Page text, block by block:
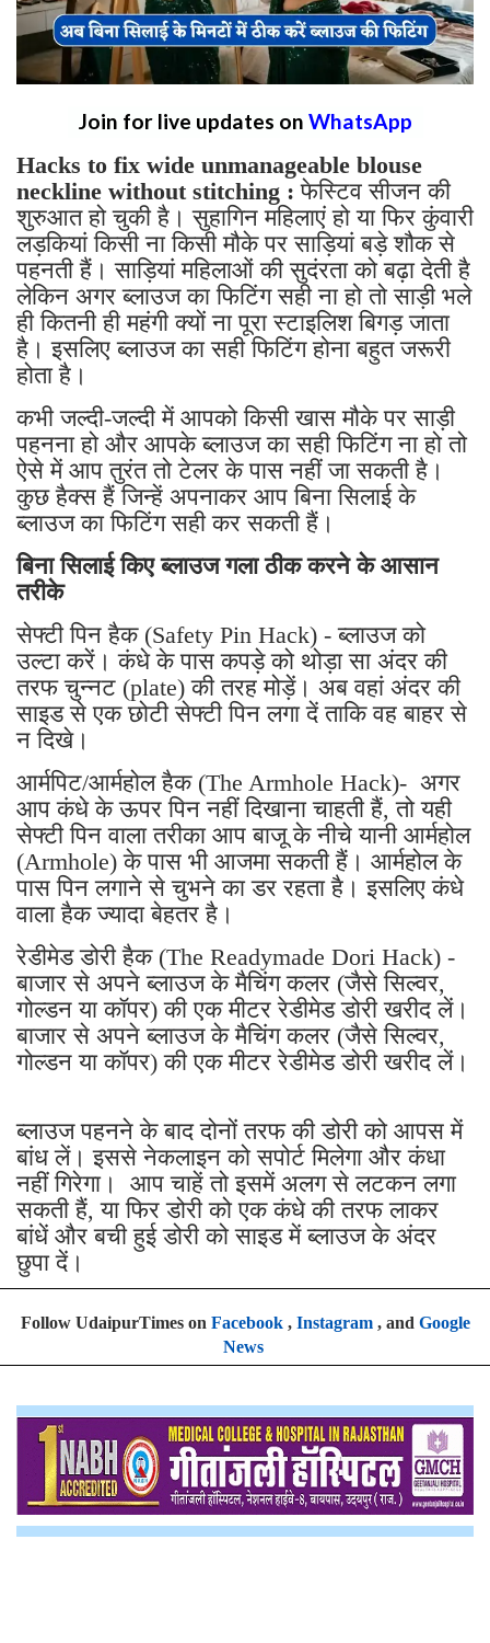
Join for live updates on WhatsApp
Hacks to fix wide unmanageable blouse
neckline without stitching :फेस्टिव सीजन की
शुरुआत हो चुकी है। सुहागिन महिलाएं हो या फिर कुंवारी
लड़कियां किसी ना किसी मौके पर साड़ियां बड़े शौक से
पहनती हैं। साड़ियां महिलाओं की सुदंरता को बढ़ा देती है
लेकिन अगर ब्लाउज का फिटिंग सही ना हो तो साड़ी भले
ही कितनी ही महंगी क्यों ना पूरा स्टाइलिश बिगड़ जाता
है। इसलिए ब्लाउज का सही फिटिंग होना बहुत जरूरी
होता है।
कभी जल्दी-जल्दी में आपको किसी खास मौके पर साड़ी
पहनना हो और आपके ब्लाउज का सही फिटिंग ना हो तो
ऐसे में आप तुरंत तो टेलर के पास नहीं जा सकती है।
कुछ हैक्स हैं जिन्हें अपनाकर आप बिना सिलाई के
ब्लाउज का फिटिंग सही कर सकती हैं।
बिना सिलाई किए ब्लाउज गला ठीक करने के आसान
तरीके
सेफ्टी पिन हैक (Safety Pin Hack) - ब्लाउज को
उल्टा करें। कंधे के पास कपड़े को थोड़ा सा अंदर की
तरफ चुन्नट (plate) की तरह मोड़ें। अब वहां अंदर की
साइड से एक छोटी सेफ्टी पिन लगा दें ताकि वह बाहर से
न दिखे।
आर्मपिट/आर्महोल हैक (The Armhole Hack)- अगर
आप कंधे के ऊपर पिन नहीं दिखाना चाहती हैं, तो यही
सेफ्टी पिन वाला तरीका आप बाजू के नीचे यानी आर्महोल
(Armhole) के पास भी आजमा सकती हैं। आर्महोल के
पास पिन लगाने से चुभने का डर रहता है। इसलिए कंधे
वाला हैक ज्यादा बेहतर है।
रेडीमेड डोरी हैक (The Readymade Dori Hack) -
बाजार से अपने ब्लाउज के मैचिंग कलर (जैसे सिल्वर,
गोल्डन या कॉपर) की एक मीटर रेडीमेड डोरी खरीद लें।
बाजार से अपने ब्लाउज के मैचिंग कलर (जैसे सिल्वर,
गोल्डन या कॉपर) की एक मीटर रेडीमेड डोरी खरीद लें।
ब्लाउज पहनने के बाद दोनों तरफ की डोरी को आपस में
बांध लें। इससे नेकलाइन को सपोर्ट मिलेगा और कंधा
नहीं गिरेगा। आप चाहें तो इसमें अलग से लटकन लगा
सकती हैं, या फिर डोरी को एक कंधे की तरफ लाकर
बांधें और बची हुई डोरी को साइड में ब्लाउज के अंदर
छुपा दें।
Follow UdaipurTimes on Facebook, Instagram, and Google
News